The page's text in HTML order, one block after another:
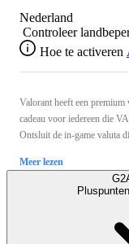
Nederland
Controleer
Hoe te activeren
Valorant heeft een
cadeau voor iedereen die
Ontsluit de in-game valuta
Meer lezen